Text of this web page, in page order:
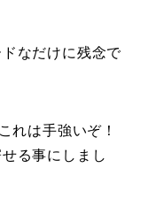
なだけに残念で
れは手強いぞ！
る事にしまし